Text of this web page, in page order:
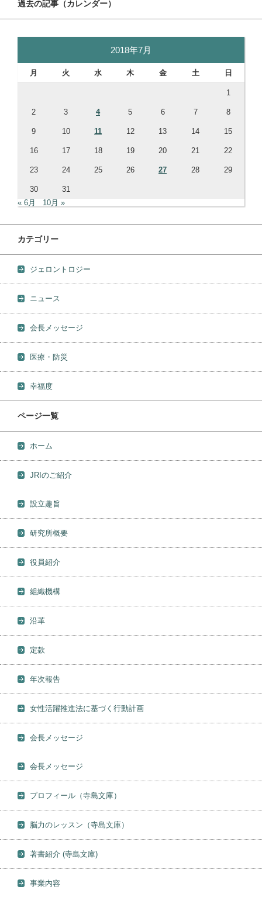
過去の記事（カレンダー）
2018年7月
月 火 水 木 金 土 日
1
2 3 4 5 6 7 8
9 10 11 12 13 14 15
16 17 18 19 20 21 22
23 24 25 26 27 28 29
30
31
« 6月
10月 »
カテゴリー
ジェロントロジー
ニュース
会長メッセージ
医療・防災
幸福度
ページ一覧
ホーム
JRIのご紹介
設立趣旨
研究所概要
役員紹介
組織機構
沿革
定款
年次報告
女性活躍推進法に基づく行動計画
会長メッセージ
会長メッセージ
プロフィール（寺島文庫）
脳力のレッスン（寺島文庫）
著書紹介 (寺島文庫)
事業内容